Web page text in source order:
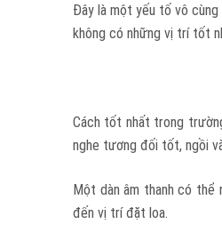
Đây là một yếu tố vô
không có những vị trí tốt
Cách tốt nhất trong
nghe tương đối tốt, ngồi
Một dàn âm thanh có thể
đến vị trí đặt loa.